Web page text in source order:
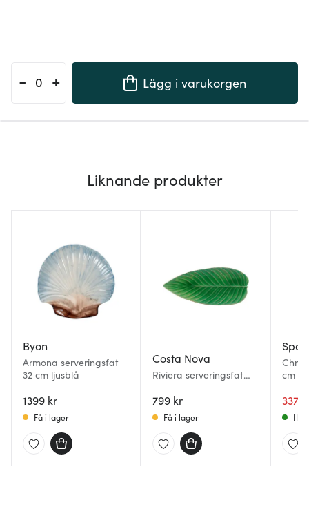
- + Lägg i varukorgen
Liknande produkter
Byon
Armona serveringsfat
32 cm ljusblå
1399 kr
Få i lager
Costa Nova
Riviera serveringsfat
grön/svart
799 kr
Få i lager
cm
337
I